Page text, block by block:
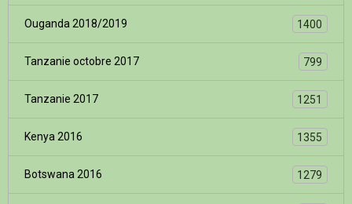
Ouganda 2018/2019 1400
Tanzanie octobre 2017 799
Tanzanie 2017 1251
Kenya 2016 1355
Botswana 2016 1279